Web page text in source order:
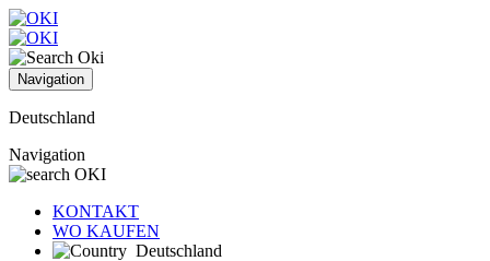
Navigation
Deutschland
Navigation
KONTAKT
WO KAUFEN
Deutschland